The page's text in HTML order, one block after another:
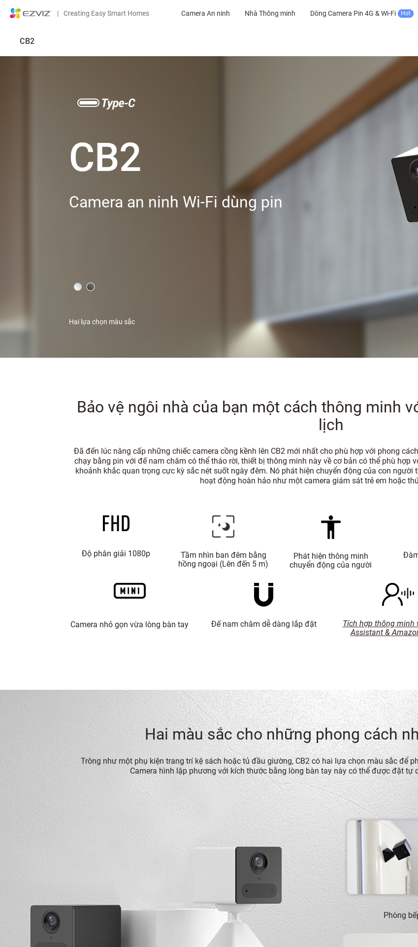
| Creating Easy Smart Homes Camera An ninh Nhà Thông minh Dòng Camera Pin 4G & Wi-Fi Hot
CB2
CB2
Camera an ninh Wi-Fi dùng pin
Hai lựa chọn màu sắc
Bảo vệ ngôi nhà của bạn một cách thông minh
lịch
Đã đến lúc nâng cấp những chiếc camera cồng kềnh lên CB2 mới nhất cho phù hợp với phong
chạy bằng pin với đế nam châm có thể tháo rời, thiết bị thông minh này về cơ bản có thể phù hợp
khoảnh khắc quan trọng cực kỳ sắc nét suốt ngày đêm. Nó phát hiện chuyển động của con
hoạt động hoàn hảo như một camera giám sát trẻ em hoặc
Độ phân giải 1080p
Tầm nhìn ban đêm bằng
hồng ngoại (Lên đến 5 m)
Phát hiện thông minh
chuyển động của người
Camera nhỏ gọn vừa lòng bàn tay Đế nam châm dễ dàng lắp đặt
Tích hợp thông minh
Assistant &
Hai màu sắc cho những phong cách
Trông như một phụ kiện trang trí kệ sách hoặc tủ đầu giường, CB2 có hai lựa chọn màu sắc để
Camera hình lập phương với kích thước bằng lòng bàn tay này có thể được đặt tự
Phòng